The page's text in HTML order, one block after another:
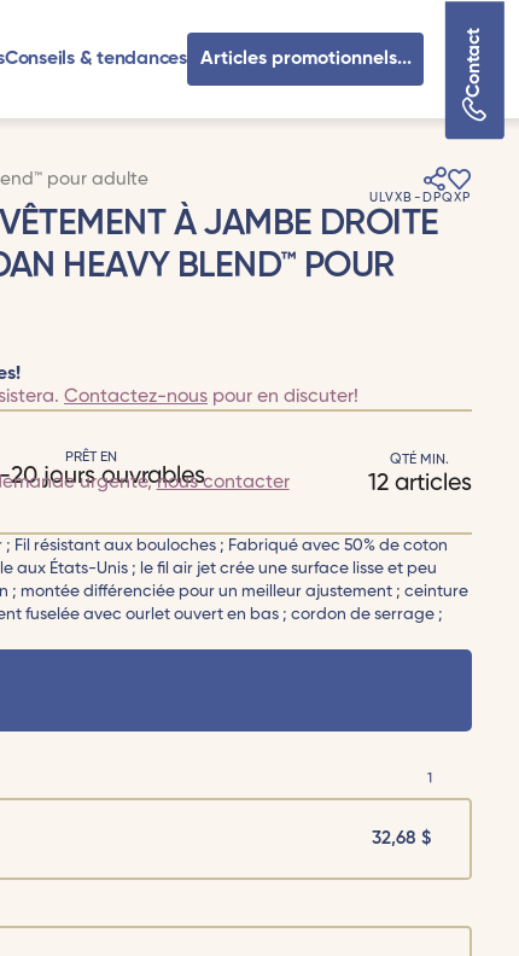
Conseils & tendances Contact
Articles promotionnels...
pour adulte
ULVXB-DPQXP
À JAMBE DROITE
HEAVY BLEND™ POUR
Contactez-nous pour en discuter!
PRÊT EN
20 jours ouvrables
urgente,nous contacter
QTÉ MIN.
12 articles
; Fil résistant aux bouloches ; Fabriqué avec 50% de coton
États-Unis ; le fil air jet crée une surface lisse et peu
; montée différenciée pour un meilleur ajustement ; ceinture
fuselée avec ourlet ouvert en bas ; cordon de serrage ;
1
32,68 $